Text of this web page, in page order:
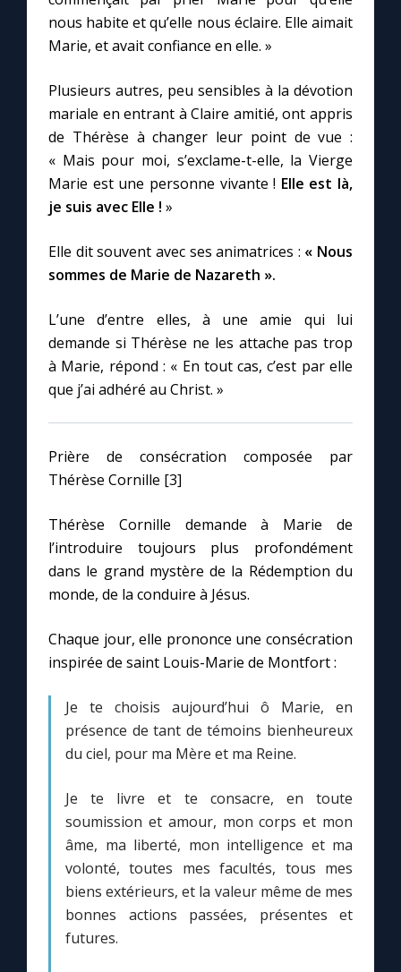
nous habite et qu’elle nous éclaire. Elle aimait
Marie, et avait confiance en elle. »
Plusieurs autres, peu sensibles à la dévotion
mariale en entrant à Claire amitié, ont appris
de Thérèse à changer leur point de vue :
« Mais pour moi, s’exclame-t-elle, la Vierge
Marie est une personne vivante ! Elle est là,
je suis avec Elle ! »
Elle dit souvent avec ses animatrices : « Nous
sommes de Marie de Nazareth ».
L’une d’entre elles, à une amie qui lui
demande si Thérèse ne les attache pas trop
à Marie, répond : « En tout cas, c’est par elle
que j’ai adhéré au Christ. »
Prière de consécration composée par
Thérèse Cornille [3]
Thérèse Cornille demande à Marie de
l’introduire toujours plus profondément
dans le grand mystère de la Rédemption du
monde, de la conduire à Jésus.
Chaque jour, elle prononce une consécration
inspirée de saint Louis-Marie de Montfort :
Je te choisis aujourd’hui ô Marie, en
présence de tant de témoins bienheureux
du ciel, pour ma Mère et ma Reine.
Je te livre et te consacre, en toute
soumission et amour, mon corps et mon
âme, ma liberté, mon intelligence et ma
volonté, toutes mes facultés, tous mes
biens extérieurs, et la valeur même de mes
bonnes actions passées, présentes et
futures.